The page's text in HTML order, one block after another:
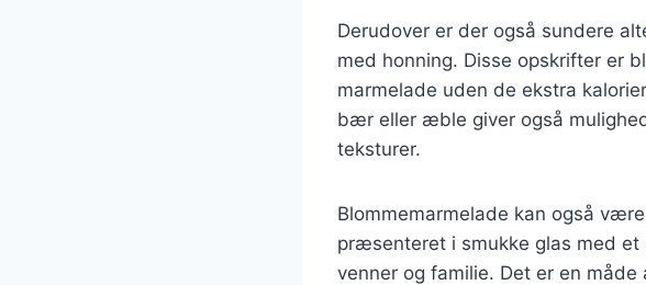
Derudover er der også sundere
med honning. Disse opskrifter er
marmelade uden de ekstra
bær eller æble giver også
teksturer.
Blommemarmelade kan også
præsenteret i smukke glas med
venner og familie. Det er en